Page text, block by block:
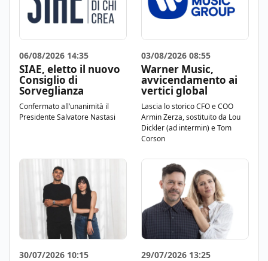
06/08/2026 14:35
SIAE, eletto il nuovo
Consiglio di
Sorveglianza
Confermato all’unanimità il
Presidente Salvatore Nastasi
03/08/2026 08:55
Warner Music,
avvicendamento ai
vertici global
Lascia lo storico CFO e COO
Armin Zerza, sostituito da Lou
Dickler (ad intermin) e Tom
Corson
30/07/2026 10:15 29/07/2026 13:25